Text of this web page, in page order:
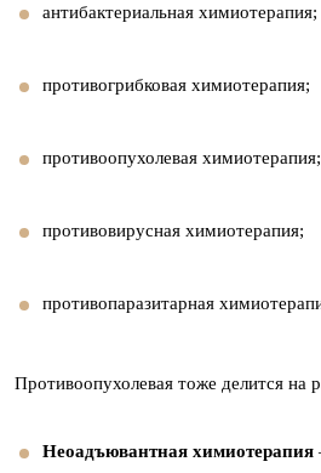
антибактериальная химиотерапия;
противогрибковая химиотерапия;
противоопухолевая химиотерапия;
противовирусная химиотерапия;
противопаразитарная
Противоопухолевая тоже делится на
Неоадъювантная химиотерапия